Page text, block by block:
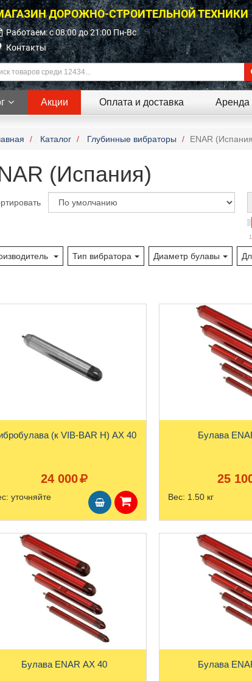
ДОРОЖНО-СТРОИТЕЛЬНОЙ ТЕХНИКИ
Работаем: c 08:00 до 21:00 Пн-Вс
Контакты
Акции Оплата и доставка Аренда
Каталог Глубинные вибраторы ENAR
(Испания)
Тип вибратора Диаметр булавы
Вибробулава (к VIB-BAR H) АХ 40
24 000
уточняйте
Булава
25
Вес: 1.50 кг
Булава ENAR AX 40 Булава